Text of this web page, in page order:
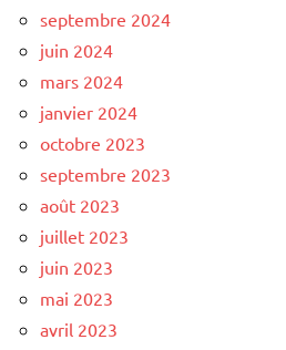
septembre 2024
juin 2024
mars 2024
janvier 2024
octobre 2023
septembre 2023
août 2023
juillet 2023
juin 2023
mai 2023
avril 2023